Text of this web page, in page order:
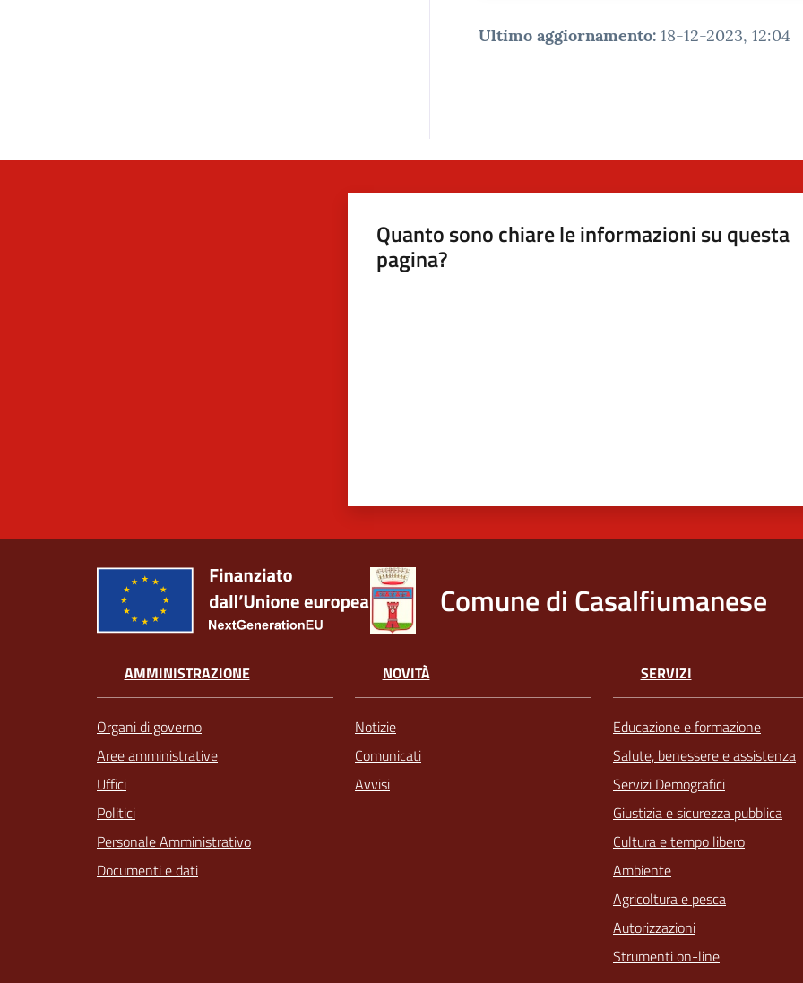
Ultimo aggiornamento: 18-12-2023, 12:04
Quanto sono chiare le informazioni su questa
pagina?
Comune di Casalfiumanese
AMMINISTRAZIONE
Organi di governo
Aree amministrative
Uffici
Politici
Personale Amministrativo
Documenti e dati
NOVITÀ
Notizie
Comunicati
Avvisi
SERVIZI
Educazione e formazione
Salute, benessere e assistenza
Servizi Demografici
Giustizia e sicurezza pubblica
Cultura e tempo libero
Ambiente
Agricoltura e pesca
Autorizzazioni
Strumenti on-line